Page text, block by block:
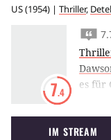
US(1954) | Thriller,
7.4
es für
IM STREAM